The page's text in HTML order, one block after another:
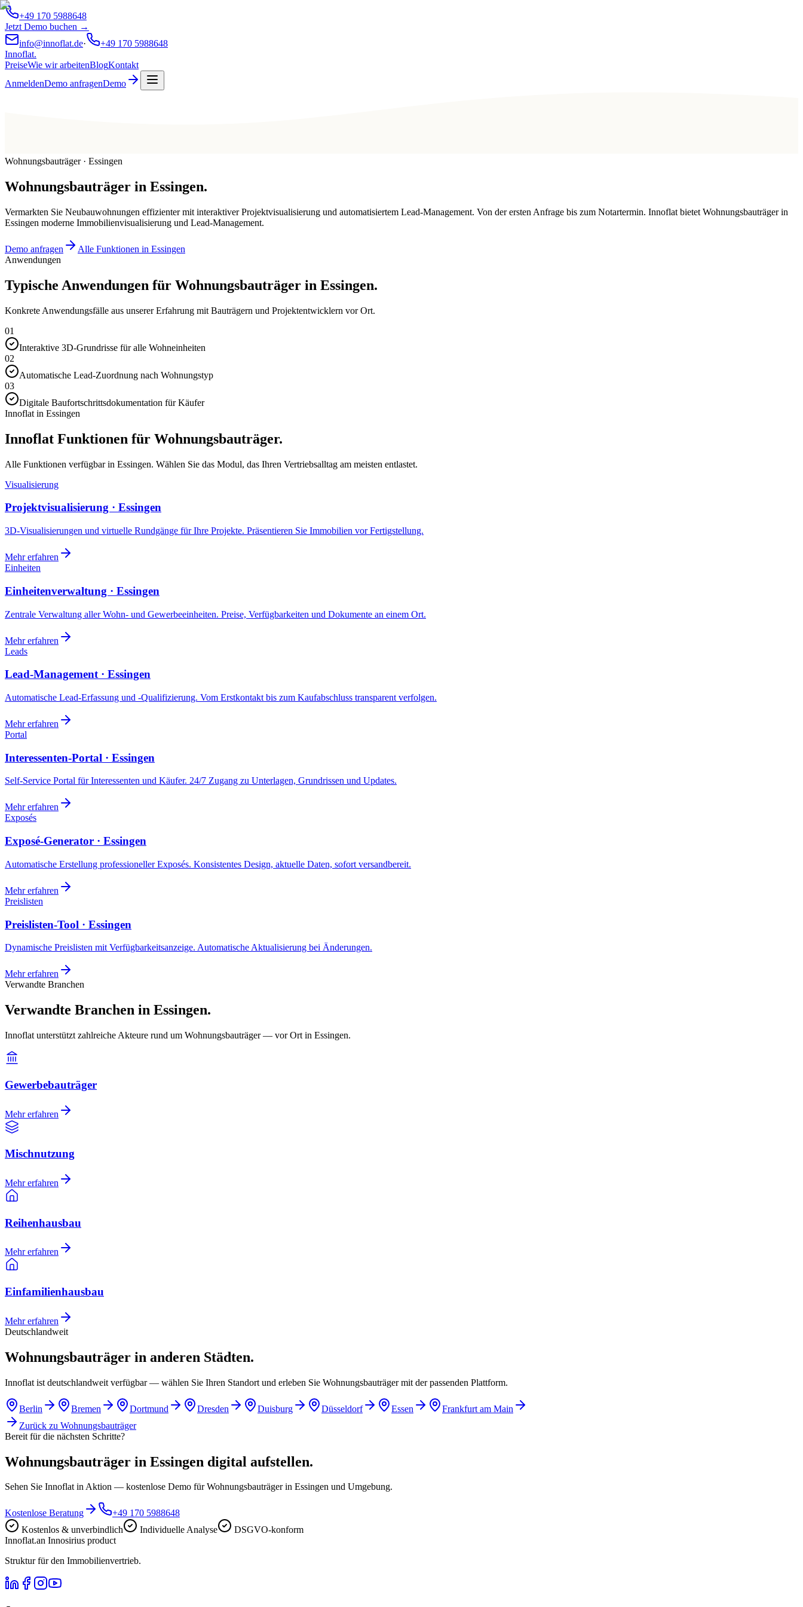
+49 170 5988648
Jetzt Demo buchen →
info@innoflat.de·
+49 170 5988648
Innoflat.
PreiseWie wir arbeitenBlogKontakt
AnmeldenDemo anfragenDemo
Wohnungsbauträger · Essingen
Wohnungsbauträger in Essingen.
Vermarkten Sie Neubauwohnungen effizienter mit interaktiver Projektvisualisierung und automatisiertem Lead-Management. Von der ersten Anfrage bis zum Notartermin. Innoflat bietet Wohnungsbauträger in
Essingen moderne Immobilienvisualisierung und Lead-Management.
Demo anfragen
Alle Funktionen in Essingen
Anwendungen
Typische Anwendungen für Wohnungsbauträger in Essingen.
Konkrete Anwendungsfälle aus unserer Erfahrung mit Bauträgern und Projektentwicklern vor Ort.
01
Interaktive 3D-Grundrisse für alle Wohneinheiten
02
Automatische Lead-Zuordnung nach Wohnungstyp
03
Digitale Baufortschrittsdokumentation für Käufer
Innoflat in Essingen
Innoflat Funktionen für Wohnungsbauträger.
Alle Funktionen verfügbar in Essingen. Wählen Sie das Modul, das Ihren Vertriebsalltag am meisten entlastet.
Visualisierung
Projektvisualisierung · Essingen
3D-Visualisierungen und virtuelle Rundgänge für Ihre Projekte. Präsentieren Sie Immobilien vor Fertigstellung.
Mehr erfahren
Einheiten
Einheitenverwaltung · Essingen
Zentrale Verwaltung aller Wohn- und Gewerbeeinheiten. Preise, Verfügbarkeiten und Dokumente an einem Ort.
Mehr erfahren
Leads
Lead-Management · Essingen
Automatische Lead-Erfassung und -Qualifizierung. Vom Erstkontakt bis zum Kaufabschluss transparent verfolgen.
Mehr erfahren
Portal
Interessenten-Portal · Essingen
Self-Service Portal für Interessenten und Käufer. 24/7 Zugang zu Unterlagen, Grundrissen und Updates.
Mehr erfahren
Exposés
Exposé-Generator · Essingen
Automatische Erstellung professioneller Exposés. Konsistentes Design, aktuelle Daten, sofort versandbereit.
Mehr erfahren
Preislisten
Preislisten-Tool · Essingen
Dynamische Preislisten mit Verfügbarkeitsanzeige. Automatische Aktualisierung bei Änderungen.
Mehr erfahren
Verwandte Branchen
Verwandte Branchen in Essingen.
Innoflat unterstützt zahlreiche Akteure rund um Wohnungsbauträger — vor Ort in Essingen.
Gewerbebauträger
Mehr erfahren
Mischnutzung
Mehr erfahren
Reihenhausbau
Mehr erfahren
Einfamilienhausbau
Mehr erfahren
Deutschlandweit
Wohnungsbauträger in anderen Städten.
Innoflat ist deutschlandweit verfügbar — wählen Sie Ihren Standort und erleben Sie Wohnungsbauträger mit der passenden Plattform.
Berlin Bremen Dortmund Dresden Duisburg Düsseldorf Essen
Frankfurt am Main
Zurück zu Wohnungsbauträger
Bereit für die nächsten Schritte?
Wohnungsbauträger in Essingen digital aufstellen.
Sehen Sie Innoflat in Aktion — kostenlose Demo für Wohnungsbauträger in Essingen und Umgebung.
Kostenlose Beratung
+49 170 5988648
Kostenlos & unverbindlich
Individuelle Analyse
DSGVO-konform
Innoflat.an Innosirius product
Struktur für den Immobilienvertrieb.